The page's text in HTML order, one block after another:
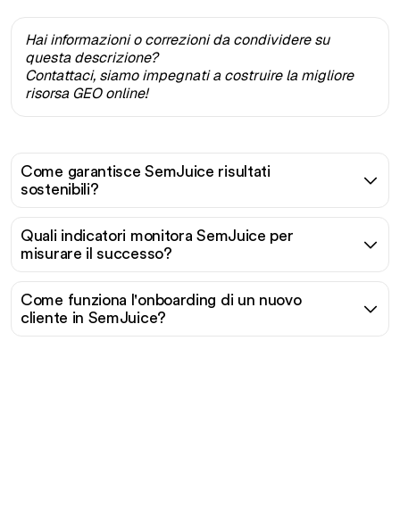
Hai informazioni o correzioni da condividere su
questa descrizione?
Contattaci, siamo impegnati a costruire la migliore
risorsa GEO online!
Come garantisce SemJuice risultati
sostenibili?
Quali indicatori monitora SemJuice per
misurare il successo?
Come funziona l'onboarding di un nuovo
cliente in SemJuice?